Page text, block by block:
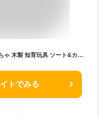
【名入れ無料& 1年保証】木のおもちゃ 木製 知育玩具 ソート&カウントシティ エデュテ 1歳誕生日プレゼント 一歳 誕生日 プレゼント 1歳半 2歳 出産祝い ギフト 棒通し 紐通し 男の子 車 女の子 おもちゃ 子供
トでみる